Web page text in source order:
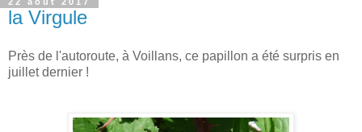
22 août 2017
la Virgule
Près de l'autoroute, à Voillans, ce papillon a été surpris en
juillet dernier !